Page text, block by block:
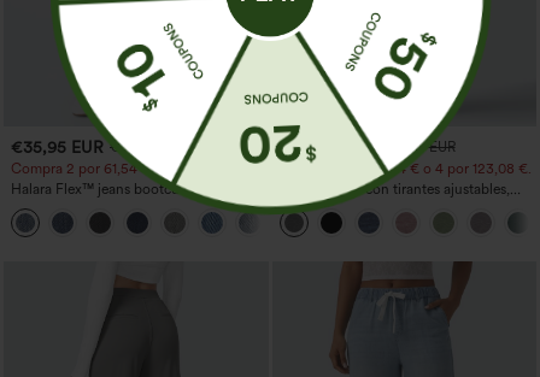
€35,95 EUR €44,95 EUR
Compra 2 por 61,54 € o 4 por 123,08 €.
Halara Flex™ jeans bootcut casual
lavados, de talle alto y con bolsillos
+5
€35,95 EUR
€40,95 EUR
Compra 2 por 61,54 € o 4 por 123,08 €.
Mono casual con tirantes ajustables,
fruncidos, pierna ancha, tejido jaspeado
y bolsillos - Easy Peezy